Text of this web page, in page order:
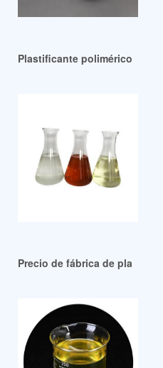
Uruguay Países Bajos
Plastificante polimérico de
DINP Proveedores
Precio de fábrica de